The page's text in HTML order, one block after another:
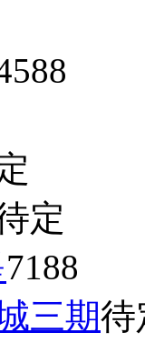
定
7188
三期待